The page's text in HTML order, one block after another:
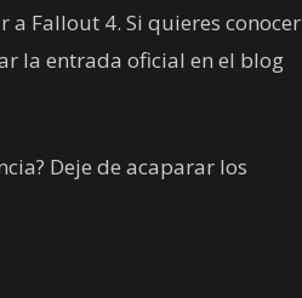
Fallout 4. Si quieres conocer
la entrada oficial en el blog
Deje de acaparar los